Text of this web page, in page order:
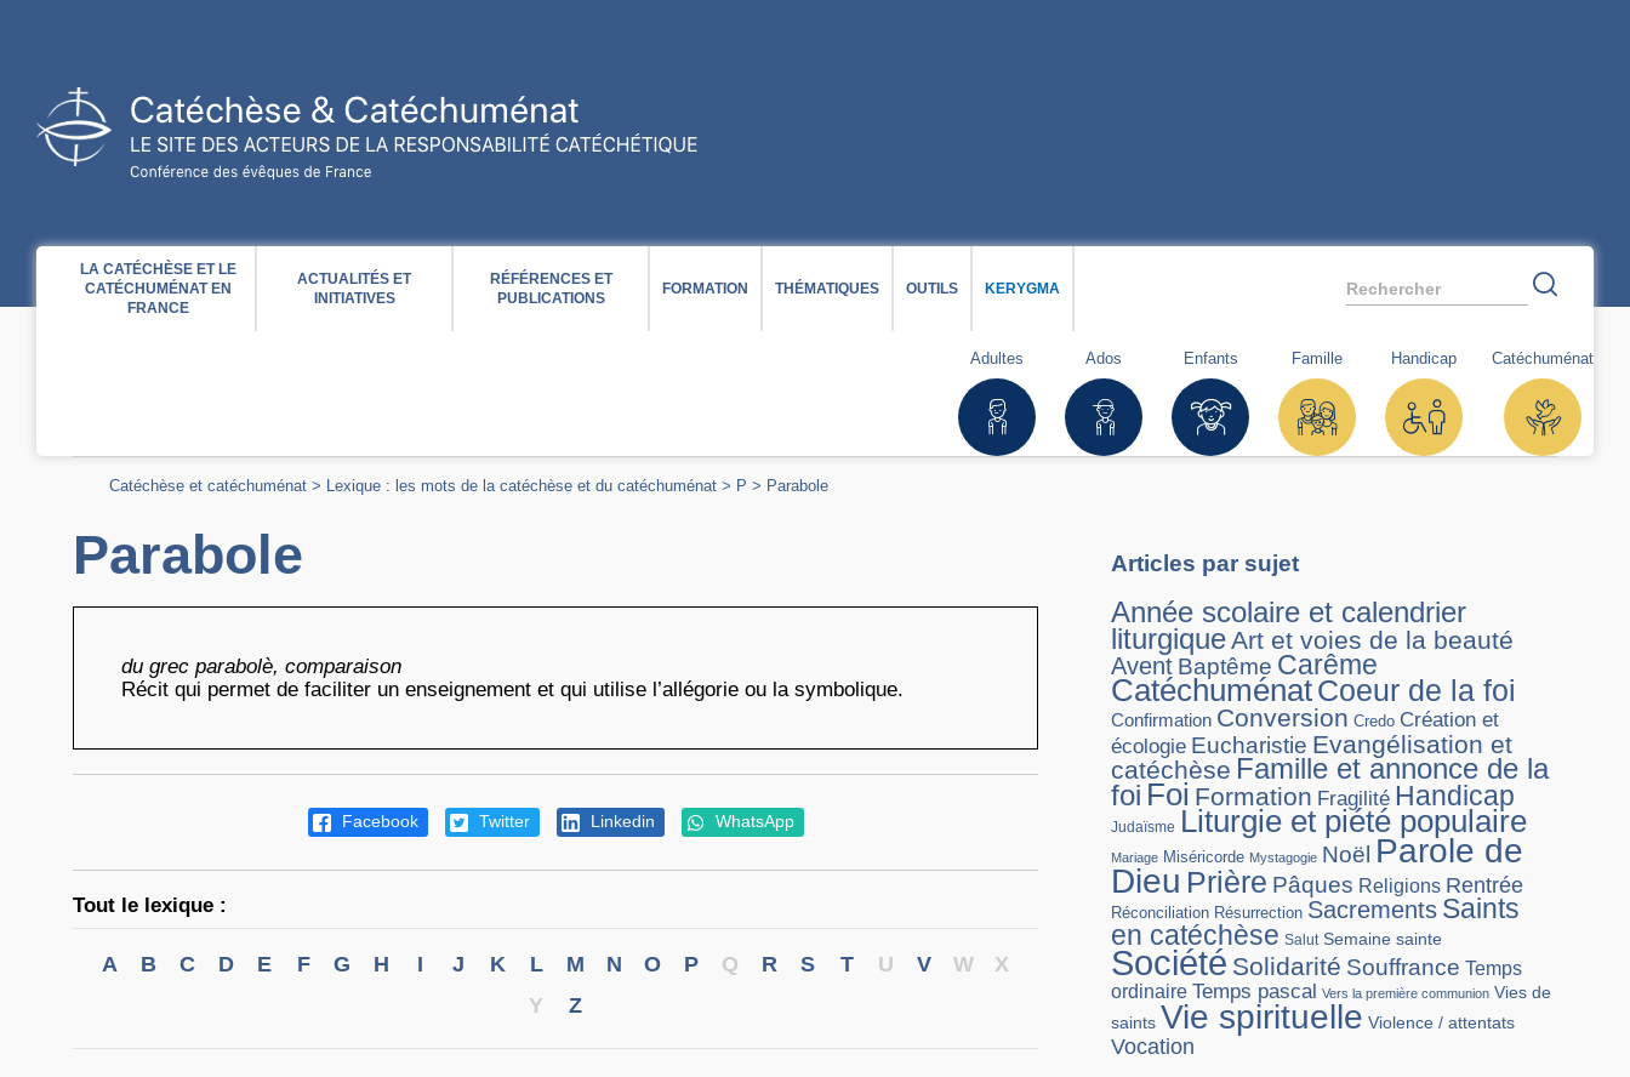
Rechercher
LA CATÉCHÈSE ET LE
CATÉCHUMÉNAT EN
FRANCE
ACTUALITÉS ET
INITIATIVES
RÉFÉRENCES ET
PUBLICATIONS
FORMATION THÉMATIQUES OUTILS KERYGMA
Adultes Ados Enfants Famille Handicap Catéchuménat
Catéchèse et catéchuménat > Lexique : les mots de la catéchèse et du catéchuménat > P > Parabole
Parabole
du grec parabolè, comparaison
Récit qui permet de faciliter un enseignement et qui utilise l’allégorie ou la symbolique.
Facebook Twitter Linkedin WhatsApp
Tout le lexique :
A B C D E F G H I J K L M N O P Q R S T U V W
X
Y
Z
Articles par sujet
Année scolaire et calendrier
liturgiqueArt et voies de la beauté
Avent Baptême Carême
CatéchuménatCoeur de la foi
Confirmation Conversion Credo Création et
écologie Eucharistie Evangélisation et
catéchèse Famille et annonce de la
foi Foi Formation Fragilité Handicap
Judaïsme Liturgie et piété populaire
Mariage Miséricorde Mystagogie Noël Parole de
Dieu Prière Pâques Religions Rentrée
Réconciliation Résurrection Sacrements Saints
en catéchèse Salut Semaine sainte
Société Solidarité Souffrance Temps
ordinaire Temps pascal Vers la première communion Vies de
saints Vie spirituelle Violence / attentats
Vocation